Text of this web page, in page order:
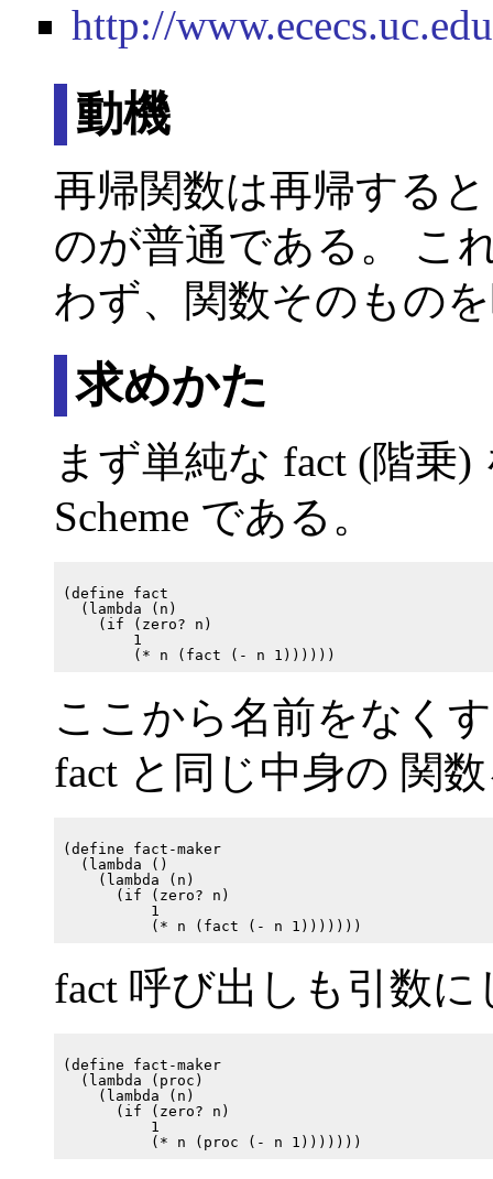
http://
動機
再帰関数は再帰する
のが普通である。 こ
わず、関数そのもの
求めかた
まず単純な fact (階乗
Scheme である。
(define fact
  (lambda (n)
    (if (zero? n)
        1
ここから名前をなく
fact と同じ中身の 関
(define fact-maker
  (lambda ()
    (lambda (n)
      (if (zero? n)
          1
fact 呼び出しも引数
(define fact-maker
  (lambda (proc)
    (lambda (n)
      (if (zero? n)
          1